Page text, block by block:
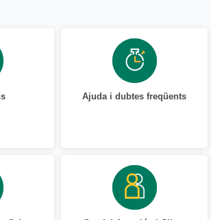
Ajuda i dubtes freqüents